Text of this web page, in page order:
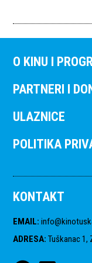
O KINU I
PARTNERI I
ULAZNICE
POLITIKA
KONTAKT
EMAIL:
ADRESA: Tuškanac 1,